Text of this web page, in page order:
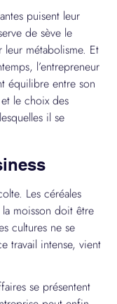
puisent leur
de sève le
métabolisme. Et
l’entrepreneur
équilibre entre son
le choix des
il se
Les céréales
moisson doit être
cultures ne se
travail intense, vient
se présentent